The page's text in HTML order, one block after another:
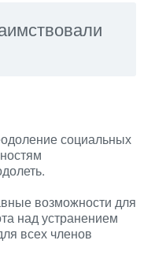
социальных
возможности для
над устранением
всех членов